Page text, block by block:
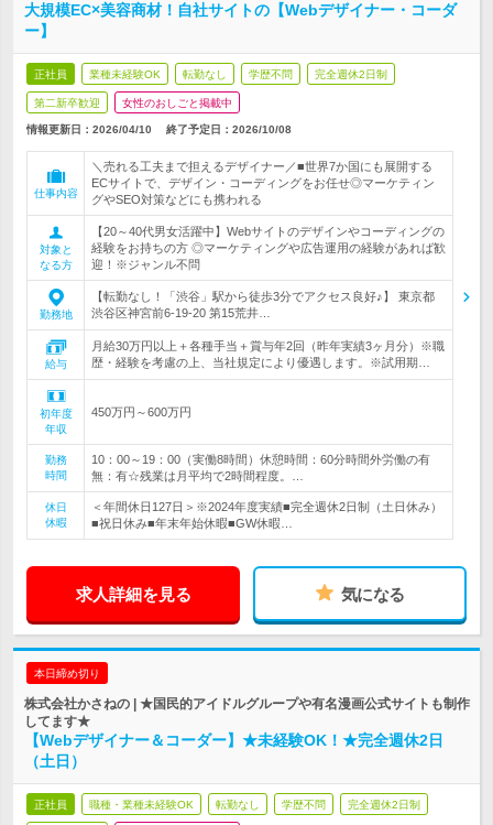
大規模EC×美容商材！自社サイトの【Webデザイナー・コーダ
ー】
正社員 業種未経験OK 転勤なし 学歴不問 完全週休2日制
第二新卒歓迎 女性のおしごと掲載中
情報更新日：2026/04/10 終了予定日： 2026/10/08
仕事内容
＼売れる工夫まで担えるデザイナー／■世界7か国にも展開する
ECサイトで、デザイン・コーディングをお任せ◎マーケティン
グやSEO対策などにも携われる
対象と
なる方
【20～40代男女活躍中】Webサイトのデザインやコーディングの
経験をお持ちの方 ◎マーケティングや広告運用の経験があれば歓
迎！※ジャンル不問
勤務地
【転勤なし！「渋谷」駅から徒歩3分でアクセス良好♪】 東京都
渋谷区神宮前6-19-20 第15荒井…
給与
月給30万円以上＋各種手当＋賞与年2回（昨年実績3ヶ月分）※職
歴・経験を考慮の上、当社規定により優遇します。※試用期…
初年度
年収
450万円～600万円
勤務
時間
10：00～19：00（実働8時間）休憩時間：60分時間外労働の有
無：有☆残業は月平均で2時間程度。…
休日
休暇
＜年間休日127日＞※2024年度実績■完全週休2日制（土日休み）
■祝日休み■年末年始休暇■GW休暇…
求人詳細を見る 気になる
本日締め切り
株式会社かさねの | ★国民的アイドルグループや有名漫画公式サイトも制作
してます★
【Webデザイナー＆コーダー】★未経験OK！★完全週休2日
（土日）
正社員 職種・業種未経験OK 転勤なし 学歴不問 完全週休2日制